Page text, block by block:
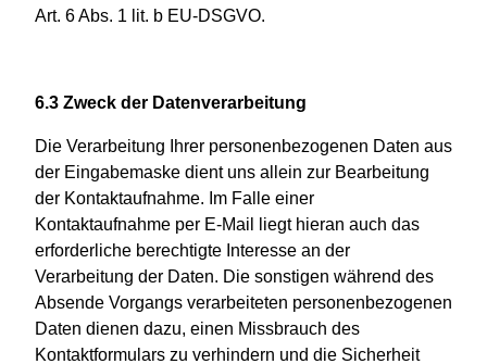
Art. 6 Abs. 1 lit. b EU-DSGVO.
6.3 Zweck der Datenverarbeitung
Die Verarbeitung Ihrer personenbezogenen Daten aus
der Eingabemaske dient uns allein zur Bearbeitung
der Kontaktaufnahme. Im Falle einer
Kontaktaufnahme per E-Mail liegt hieran auch das
erforderliche berechtigte Interesse an der
Verarbeitung der Daten. Die sonstigen während des
Absende Vorgangs verarbeiteten personenbezogenen
Daten dienen dazu, einen Missbrauch des
Kontaktformulars zu verhindern und die Sicherheit